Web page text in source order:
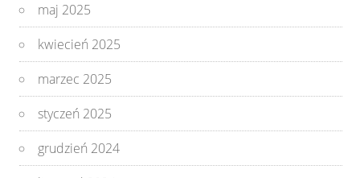
maj 2025
kwiecień 2025
marzec 2025
styczeń 2025
grudzień 2024